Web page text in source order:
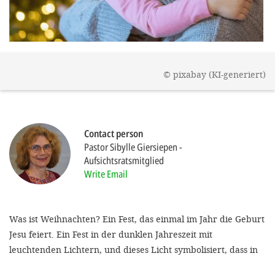
© pixabay (KI-generiert)
Contact person
Pastor Sibylle Giersiepen
Aufsichtsratsmitglied
Write Email
Was ist Weihnachten? Ein Fest, das einmal im Jahr die Geburt
Jesu feiert. Ein Fest in der dunklen Jahreszeit mit
leuchtenden Lichtern, und dieses Licht symbolisiert, dass in
efficient,
the best
'Cookie
Imprint